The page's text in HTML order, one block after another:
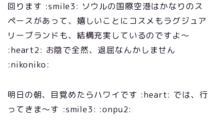
回ります :smile3: ソウルの国際空港はかなりのス
ペースがあって、嬉しいことにコスメもラグジュア
リーブランドも、結構充実しているのですよ～
:heart2: お陰で全然、退屈なんかしません
:nikoniko:
明日の朝、目覚めたらハワイです :heart: では、行
ってきま～す :smile3: :onpu2: